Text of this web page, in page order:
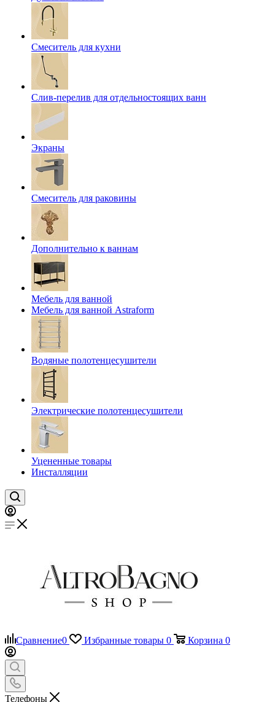
Смеситель для кухни
Слив-перелив для отдельностоящих ванн
Экраны
Смеситель для раковины
Дополнительно к ваннам
Мебель для ванной
Мебель для ванной Astraform
Водяные полотенцесушители
Электрические полотенцесушители
Уцененные товары
Инсталляции
Сравнение0 Избранные товары 0 Корзина 0
Телефоны